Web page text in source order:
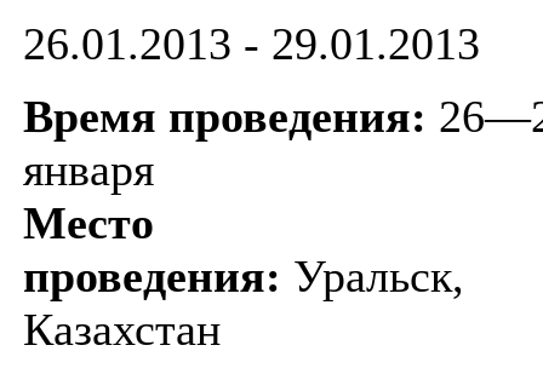
26.01.2013 - 29.01.2013
Время проведения:
января
Место
проведения: Уральск,
Казахстан